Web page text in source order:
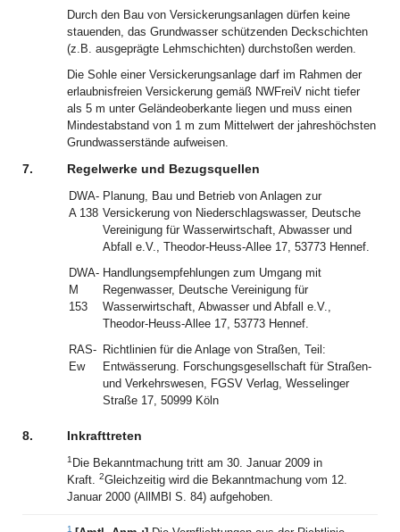
Durch den Bau von Versickerungsanlagen dürfen keine
stauenden, das Grundwasser schützenden Deckschichten
(z.B. ausgeprägte Lehmschichten) durchstoßen werden.
Die Sohle einer Versickerungsanlage darf im Rahmen der
erlaubnisfreien Versickerung gemäß NWFreiV nicht tiefer
als 5 m unter Geländeoberkante liegen und muss einen
Mindestabstand von 1 m zum Mittelwert der jahreshöchsten
Grundwasserstände aufweisen.
7. Regelwerke und Bezugsquellen
DWA-
A 138
Planung, Bau und Betrieb von Anlagen zur
Versickerung von Niederschlagswasser, Deutsche
Vereinigung für Wasserwirtschaft, Abwasser und
Abfall e.V., Theodor-Heuss-Allee 17, 53773 Hennef.
DWA-
M
153
Handlungsempfehlungen zum Umgang mit
Regenwasser, Deutsche Vereinigung für
Wasserwirtschaft, Abwasser und Abfall e.V.,
Theodor-Heuss-Allee 17, 53773 Hennef.
RAS-
Ew
Richtlinien für die Anlage von Straßen, Teil:
Entwässerung. Forschungsgesellschaft für Straßen-
und Verkehrswesen, FGSV Verlag, Wesselinger
Straße 17, 50999 Köln
8. Inkrafttreten
1 Die Bekanntmachung tritt am 30. Januar 2009 in
Kraft. 2Gleichzeitig wird die Bekanntmachung vom 12.
Januar 2000 (AllMBl S. 84) aufgehoben.
1